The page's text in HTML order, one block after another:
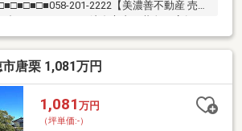
201-2222【美濃善不動産 売買
を見かけたことありませんか。私たちが美
を知っている岐阜の不動産エキスパート！
も建築も不動産のことならお任せ下さい。
以上！
唐栗 1,081万円
1,081 万円
（坪単価:-）